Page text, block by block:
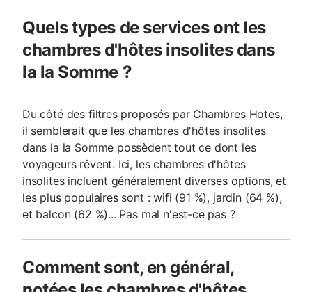
Quels types de services ont les
chambres d'hôtes insolites dans
la la Somme ?
Du côté des filtres proposés par Chambres Hotes,
il semblerait que les chambres d'hôtes insolites
dans la la Somme possèdent tout ce dont les
voyageurs rêvent. Ici, les chambres d'hôtes
insolites incluent généralement diverses options, et
les plus populaires sont : wifi (91 %), jardin (64 %),
et balcon (62 %)... Pas mal n'est-ce pas ?
Comment sont, en général,